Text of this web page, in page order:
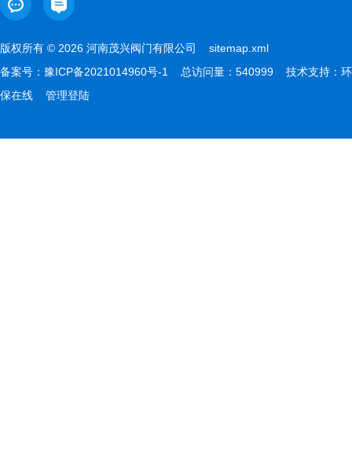
版权所有 © 2026 河南茂兴阀门有限公司 sitemap.xml
备案号： 豫ICP备2021014960号-1 总访问量：540999 技术支持： 环
保在线
管理登陆